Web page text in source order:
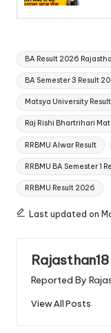
Tags:
BA Result 2026
BA Semester 3 Result
Matsya University
Raj Rishi Bhartrihari
RRBMU Alwar Result
RRBMU BA Semester 1
RRBMU Result 2026
Last updated on
Reported By
View All Posts